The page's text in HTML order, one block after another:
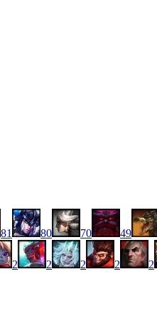
81 80 70 49
2 2 2 2 2